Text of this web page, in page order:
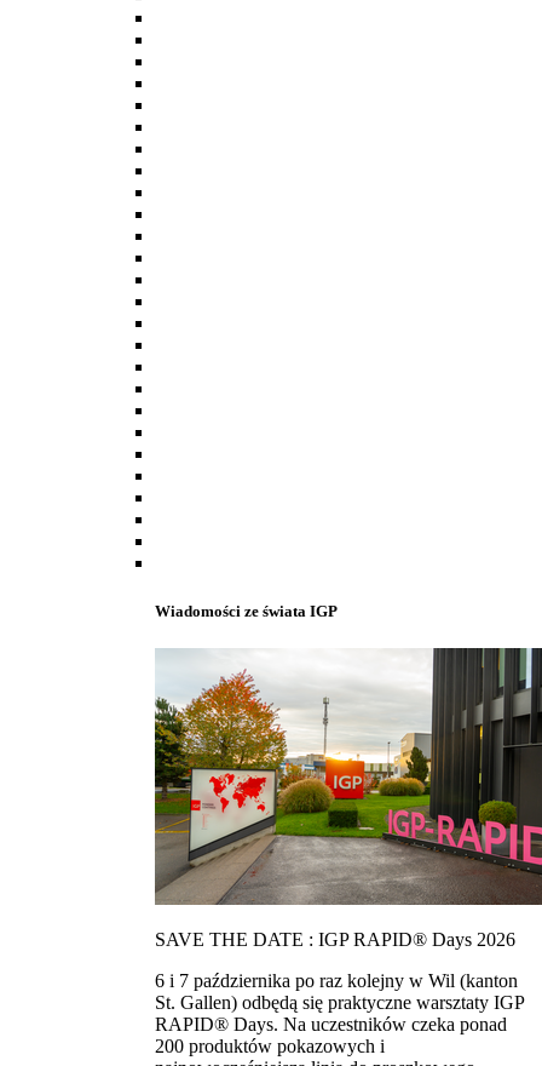
Wiadomości ze świata IGP
SAVE THE DATE : IGP RAPID® Days 2026
6 i 7 października po raz kolejny w Wil (kanton
St. Gallen) odbędą się praktyczne warsztaty IGP
RAPID® Days. Na uczestników czeka ponad
200 produktów pokazowych i